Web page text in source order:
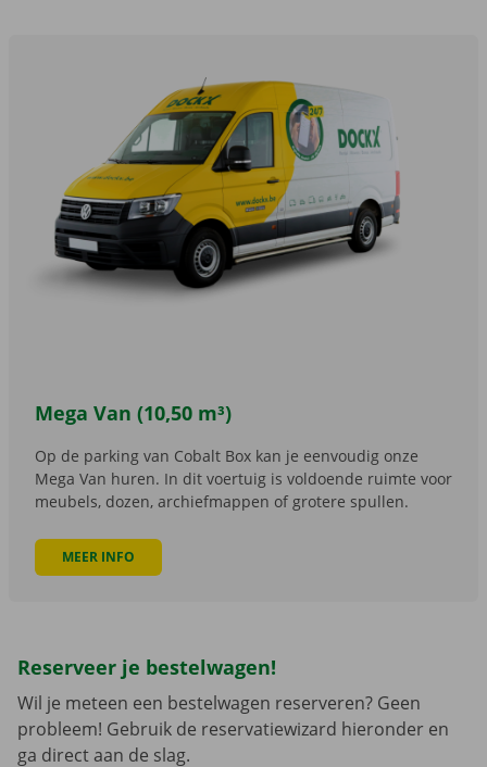
Mega Van (10,50 m³)
Op de parking van Cobalt Box kan je eenvoudig onze
Mega Van huren. In dit voertuig is voldoende ruimte voor
meubels, dozen, archiefmappen of grotere spullen.
MEER INFO
Reserveer je bestelwagen!
Wil je meteen een bestelwagen reserveren? Geen
probleem! Gebruik de reservatiewizard hieronder en
ga direct aan de slag.